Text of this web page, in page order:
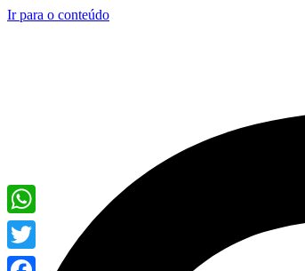
Ir para o conteúdo
WhatsApp
Twitter